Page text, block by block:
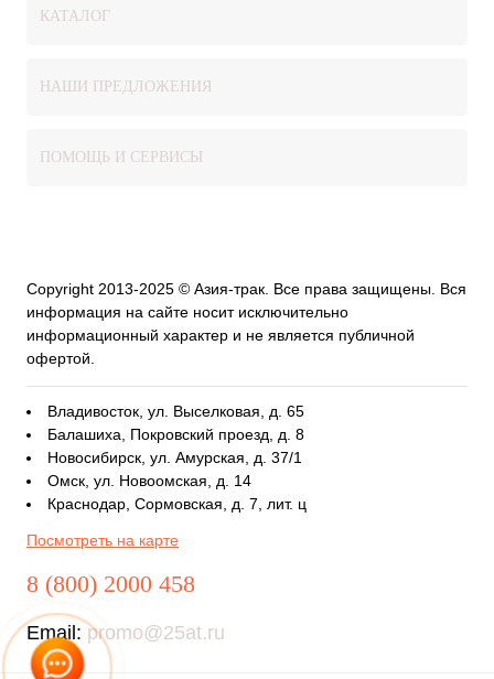
КАТАЛОГ
НАШИ ПРЕДЛОЖЕНИЯ
ПОМОЩЬ И СЕРВИСЫ
Copyright 2013-2025 © Азия-трак. Все права защищены. Вся
информация на сайте носит исключительно
информационный характер и не является публичной
офертой.
Владивосток, ул. Выселковая, д. 65
Балашиха, Покровский проезд, д. 8
Новосибирск, ул. Амурская, д. 37/1
Омск, ул. Новоомская, д. 14
Краснодар, Сормовская, д. 7, лит. ц
Посмотреть на карте
8 (800) 2000 458
Email: promo@25at.ru